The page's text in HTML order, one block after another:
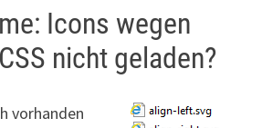
Icons wegen
nicht geladen?
vorhanden